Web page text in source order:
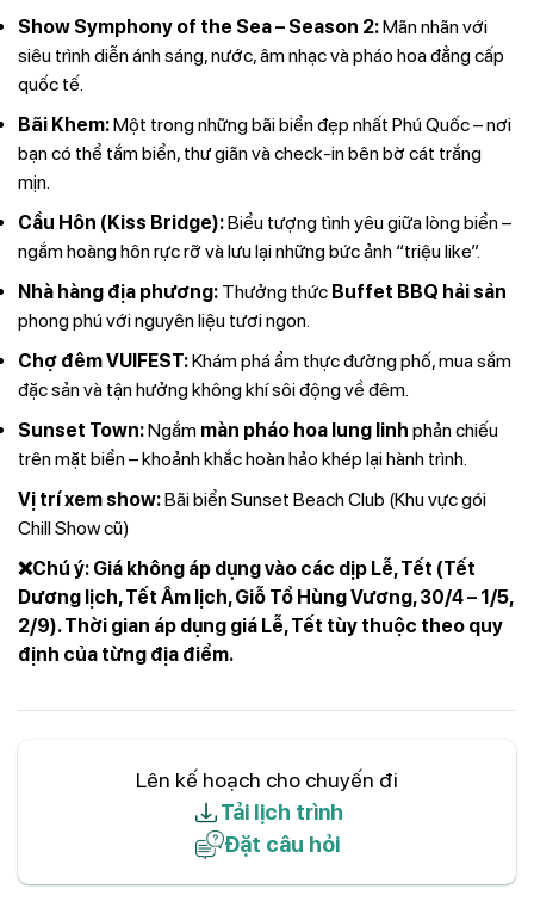
Show Symphony of the Sea – Season 2:Mãn nhãn với
siêu trình diễn ánh sáng, nước, âm nhạc và pháo hoa đẳng cấp
quốc tế.
Bãi Khem:Một trong những bãi biển đẹp nhất Phú Quốc – nơi
bạn có thể tắm biển, thư giãn và check-in bên bờ cát trắng
mịn.
Cầu Hôn (Kiss Bridge):Biểu tượng tình yêu giữa lòng biển –
ngắm hoàng hôn rực rỡ và lưu lại những bức ảnh “triệu like”.
Nhà hàng địa phương: Thưởng thức Buffet BBQ hải sản
phong phú với nguyên liệu tươi ngon.
Chợ đêm VUIFEST:Khám phá ẩm thực đường phố, mua sắm
đặc sản và tận hưởng không khí sôi động về đêm.
Sunset Town:Ngắm màn pháo hoa lung linh phản chiếu
trên mặt biển – khoảnh khắc hoàn hảo khép lại hành trình.
Vị trí xem show:Bãi biển Sunset Beach Club (Khu vực gói
Chill Show cũ)
❌Chú ý: Giá không áp dụng vào các dịp Lễ, Tết (Tết
Dương lịch, Tết Âm lịch, Giỗ Tổ Hùng Vương, 30/4 – 1/5,
2/9). Thời gian áp dụng giá Lễ, Tết tùy thuộc theo quy
định của từng địa điểm.
Lên kế hoạch cho chuyến đi
Tải lịch trình
Đặt câu hỏi